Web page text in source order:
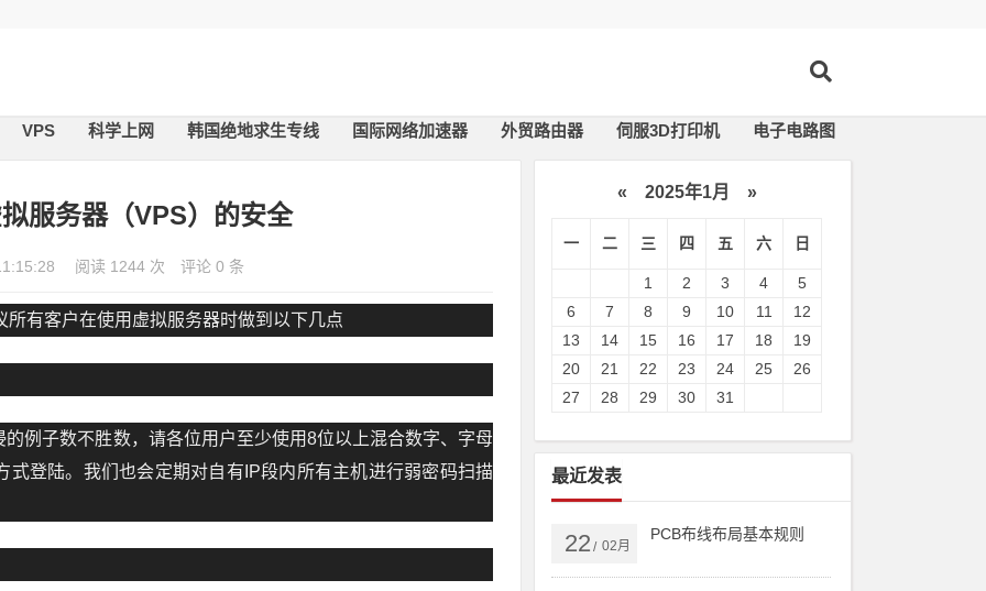
VPS 科学上网 韩国绝地求生专线 国际网络加速器 外贸路由器 伺服3D打印机 电子电路图
服务器（VPS）的安全
阅读 1244 次 评论 0 条
有客户在使用虚拟服务器时做到以下几点
例子数不胜数，请各位用户至少使用8位以上混合数字、字母
登陆。我们也会定期对自有IP段内所有主机进行弱密码扫描
« 2025年1月 »
一 二 三 四 五 六 日
1 2 3 4
5
6
7 8 9 10 11
12
13
14 15 16 17 18
19
20
21 22 23 24 25
26
27
28 29 30 31
最近发表
22 / 02月
PCB布线布局基本规则